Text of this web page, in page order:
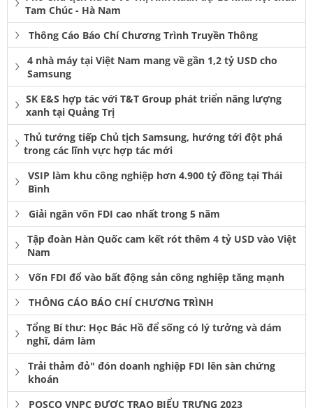
Tam Chúc - Hà Nam
Thông Cáo Báo Chí Chương Trình Truyền Thông
4 nhà máy tại Việt Nam mang về gần 1,2 tỷ USD cho
Samsung
SK E&S hợp tác với T&T Group phát triển năng lượng
xanh tại Quảng Trị
Thủ tướng tiếp Chủ tịch Samsung, hướng tới đột phá
trong các lĩnh vực hợp tác mới
VSIP làm khu công nghiệp hơn 4.900 tỷ đồng tại Thái
Bình
Giải ngân vốn FDI cao nhất trong 5 năm
Tập đoàn Hàn Quốc cam kết rót thêm 4 tỷ USD vào Việt
Nam
Vốn FDI đổ vào bất động sản công nghiệp tăng mạnh
THÔNG CÁO BÁO CHÍ CHƯƠNG TRÌNH
Tổng Bí thư: Học Bác Hồ để sống có lý tưởng và dám
nghĩ, dám làm
Trải thảm đỏ" đón doanh nghiệp FDI lên sàn chứng
khoán
POSCO VNPC ĐƯỢC TRAO BIỂU TRƯNG 2023